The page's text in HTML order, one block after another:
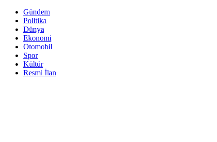
Gündem
Politika
Dünya
Ekonomi
Otomobil
Spor
Kültür
Resmi İlan